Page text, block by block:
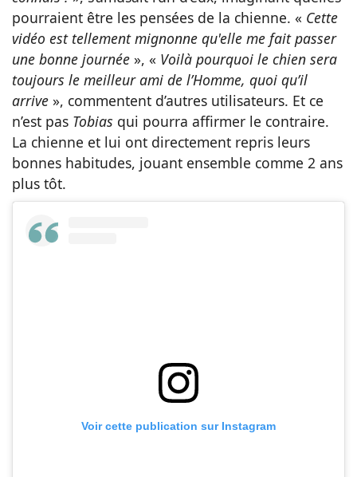
pourraient être les pensées de la chienne. « Cette
vidéo est tellement mignonne qu'elle me fait passer
une bonne journée », « Voilà pourquoi le chien sera
toujours le meilleur ami de l’Homme, quoi qu’il
arrive », commentent d’autres utilisateurs. Et ce
n’est pas Tobias qui pourra affirmer le contraire.
La chienne et lui ont directement repris leurs
bonnes habitudes, jouant ensemble comme 2 ans
plus tôt.
Voir cette publication sur Instagram